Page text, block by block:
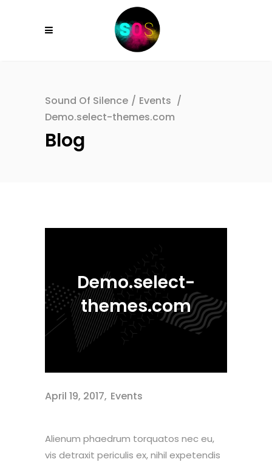
Sound Of Silence / Events /
Demo.select-themes.com
Blog
Demo.select-
themes.com
April 19, 2017 Events
Alienum phaedrum torquatos nec eu,
vis detraxit periculis ex, nihil expetendis